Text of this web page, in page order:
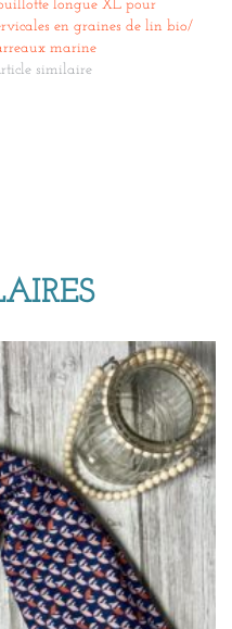
longue XL pour
en graines de lin bio/
marine
similaire